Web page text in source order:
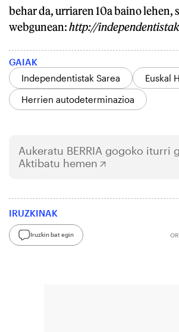
behar da, urriaren 10a baino lehen,
webgunean:http://
GAIAK
Independentistak Sarea
Euskal
Herrien autodeterminazioa
Aukeratu BERRIA gogoko iturri
Aktibatu hemen
IRUZKINAK
Iruzkin bat egin